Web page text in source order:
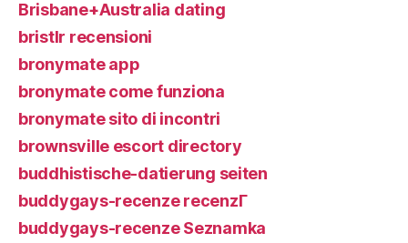
Brisbane+Australia dating
bristlr recensioni
bronymate app
bronymate come funziona
bronymate sito di incontri
brownsville escort directory
buddhistische-datierung seiten
buddygays-recenze recenzГ­
buddygays-recenze Seznamka